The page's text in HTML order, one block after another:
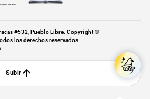
Diarios América
#532, Pueblo Libre. Copyright ©
los derechos reservados
Subir